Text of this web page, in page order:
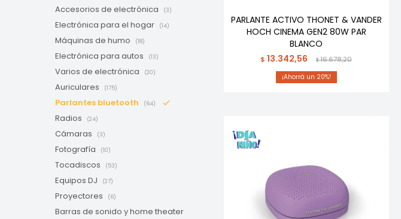
PARLANTE ACTIVO THONET & VANDER
HOCH CINEMA GEN2 80W PAR
BLANCO
$ 13.342,56 $16.678,20
20
Accesorios de electrónica (3)
Electrónica para el hogar (14)
Máquinas de humo (18)
Electrónica para autos (13)
Varios de electrónica (20)
Auriculares (175)
Parlantes bluetooth (64)
Radios (24)
Cámaras (3)
Fotografía (10)
Tocadiscos (53)
Equipos DJ (27)
Proyectores (6)
Barras de sonido y home theater